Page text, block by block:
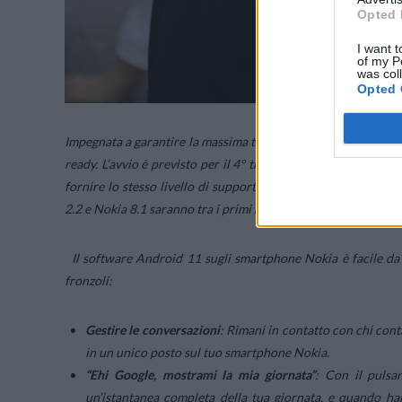
Opted
I want
of my
was
Opted
Impegnata a garantire la massima trasparenza, HMD
ready. L’avvio è previsto per il 4° trimestre 2020 con il
fornire lo stesso livello di supporto a tutti gli smartphone,
2.2 e Nokia 8.1 saranno tra i primi a sperimentare Android 11
Il software Android 11 sugli smartphone Nokia è facile
fronzoli:
Gestire le conversazioni: Rimani in contatto con chi
in un unico posto sul tuo smartphone Nokia.
“Ehi Google, mostrami la mia giornata”: Con il
un’istantanea completa della tua giornata, e quando